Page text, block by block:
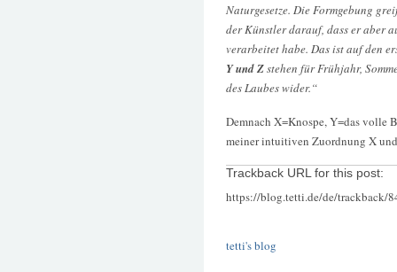
Naturgesetze. Die Formgebung
der Künstler darauf, dass er aber
verarbeitet habe. Das ist auf den
Y und Zstehen für Frühjahr,
des Laubes wider.“
Demnach X=Knospe, Y=das volle
meiner intuitiven Zuordnung X
Trackback URL for this post:
https://blog.tetti.de/de/trackback/
tetti's blog